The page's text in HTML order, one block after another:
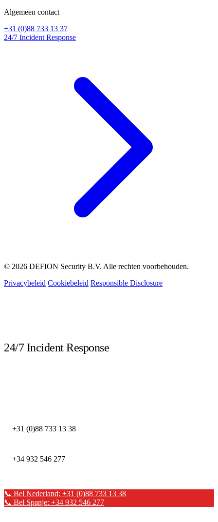
Algemeen contact
+31 (0)88 733 13 37
24/7 Incident Response
© 2026 DEFION Security B.V. Alle rechten voorbehouden.
Privacybeleid Cookiebeleid Responsible Disclosure
24/7 Incident Response
+31 (0)88 733 13 38
+34 932 546 277
📞 Bel Nederland: +31 (0)88 733 13 38
📞 Bel Spanje: +34 932 546 277